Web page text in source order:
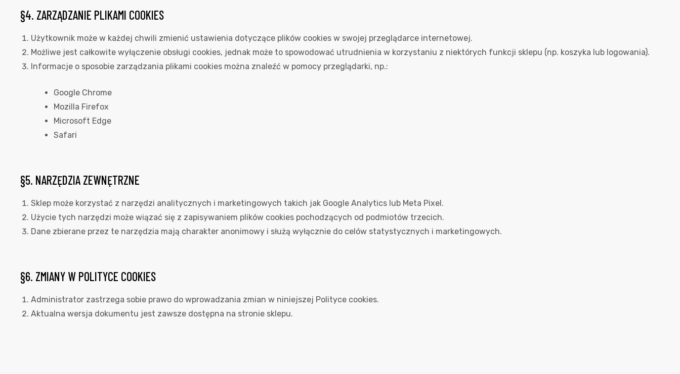
§4. ZARZĄDZANIE PLIKAMI COOKIES
Użytkownik może w każdej chwili zmienić ustawienia dotyczące plików cookies w swojej przeglądarce internetowej.
Możliwe jest całkowite wyłączenie obsługi cookies, jednak może to spowodować utrudnienia w korzystaniu z niektórych funkcji sklepu (np. koszyka lub logowania).
Informacje o sposobie zarządzania plikami cookies można znaleźć w pomocy przeglądarki, np.:
Google Chrome
Mozilla Firefox
Microsoft Edge
Safari
§5. NARZĘDZIA ZEWNĘTRZNE
Sklep może korzystać z narzędzi analitycznych i marketingowych takich jak Google Analytics lub Meta Pixel.
Użycie tych narzędzi może wiązać się z zapisywaniem plików cookies pochodzących od podmiotów trzecich.
Dane zbierane przez te narzędzia mają charakter anonimowy i służą wyłącznie do celów statystycznych i marketingowych.
§6. ZMIANY W POLITYCE COOKIES
Administrator zastrzega sobie prawo do wprowadzania zmian w niniejszej Polityce cookies.
Aktualna wersja dokumentu jest zawsze dostępna na stronie sklepu.